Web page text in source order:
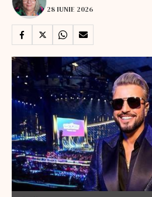
28 IUNIE 2026